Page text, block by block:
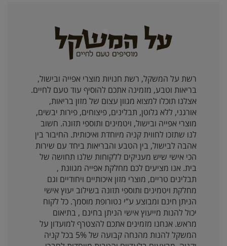
רשת על המשקל, רשת חנויות מוצרי אפייה ובישול,
בריאות וטבע, מזמינה אתכם להוסיף עוד טעם לחיים.
אצלנו תוכלו למצוא מגוון עצום של מזון בריאות,
אורגני, ללא גלוטן, תבלינים, פיצוחים, פירות יבשים,
מוצרי אפייה ובישול, ויטמינים ותוספי תזונה. חשוב
לנו שתזכו לחווית קניה מיוחדת ואיכותית. החיבור בין
אהבה לבישול, בין הטבע והבריאות ביחד עם שירות
הכי אישי שיש מעניקים ללקוחות שלנו תחושה של
בית. אנו מציעים לכם מחלקת אפייה מגוונת ,
תבלינים טריים, מוצרי מזון איכותיים ויחודיים וגם
מחלקת ויטמינים ותוספי תזונה בשילוב יעוץ אישי
הניתן חינם ומבוצע ע”י נטורופת מוסמך. כל לקוח
יכול להנות מייעוץ אישי הניתן בחינם , בתיאום
מראש. אנחנו מזמינים אתכם להצטרף למועדון על
המשקל להנות מהנחה קבועה של 5% בכל קניה